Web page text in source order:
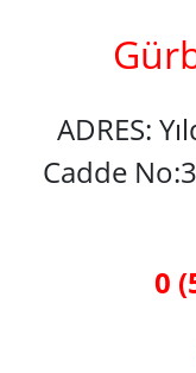
ADRES:
Cadde
0